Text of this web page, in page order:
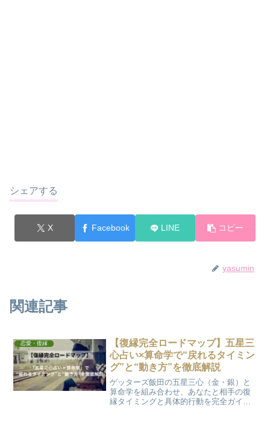
シェアする
X Facebook LINE コピー
yasumin
関連記事
恋愛・復縁
【復縁完全ロードマップ】五星三
心占い×算命学で“戻れるタイミン
グ”と“動き方”を徹底解説
ゲッターズ飯田の五星三心（金・銀）と
算命学を組み合わせ、あなたと相手の復
縁タイミングと具体的行動を完全ガイ